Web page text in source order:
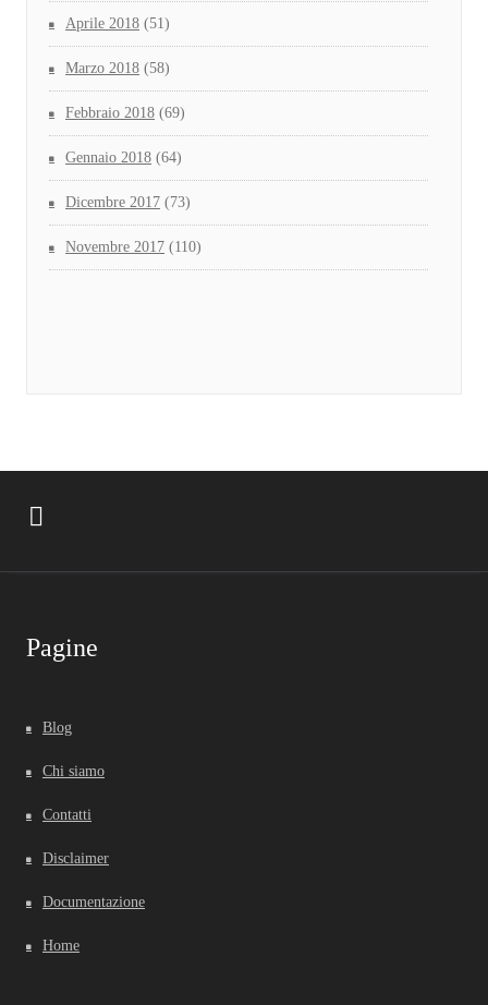
Aprile 2018 (51)
Marzo 2018 (58)
Febbraio 2018 (69)
Gennaio 2018 (64)
Dicembre 2017 (73)
Novembre 2017 (110)
Pagine
Blog
Chi siamo
Contatti
Disclaimer
Documentazione
Home